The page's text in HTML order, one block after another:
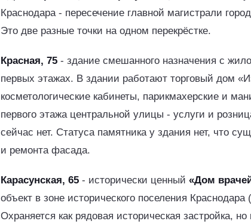
Краснодара - пересечение главной магистрали
Это две разные точки на одном перекрёстке.
Красная, 75 - здание смешанного назначения с
первых этажах. В здании работают торговый дом
косметологические кабинеты, парикмахерские и
первого этажа центральной улицы - услуги и
сейчас нет. Статуса памятника у здания нет, что
и ремонта фасада.
Карасунская, 65 - исторически ценный «Дом
объект в зоне исторического поселения
Охраняется как рядовая историческая застройка,